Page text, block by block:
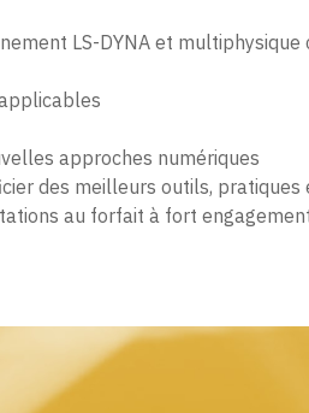
LS-DYNA et multiphysique
approches numériques
des meilleurs outils,
au forfait à fort